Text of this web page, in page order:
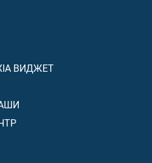
ВИДЖЕТ